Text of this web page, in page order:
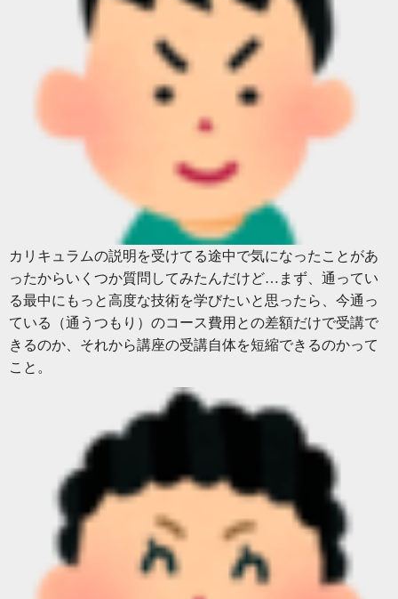
カリキュラムの説明を受けてる途中で気になったことがあ
ったからいくつか質問してみたんだけど…まず、通ってい
る最中にもっと高度な技術を学びたいと思ったら、今通っ
ている（通うつもり）のコース費用との差額だけで受講で
きるのか、それから講座の受講自体を短縮できるのかって
こと。